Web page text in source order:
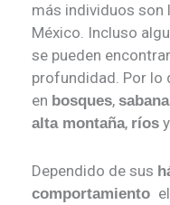
más individuos son
México. Incluso
se pueden
profundidad. Por lo
en bosques,
alta montaña, ríos y
Dependido de sus
comportamiento el